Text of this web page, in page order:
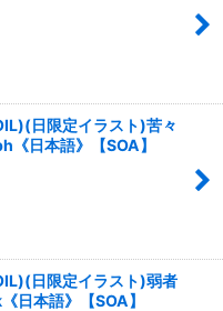
日限定イラスト)苦々
日本語》【SOA】
日限定イラスト)弱者
日本語》【SOA】